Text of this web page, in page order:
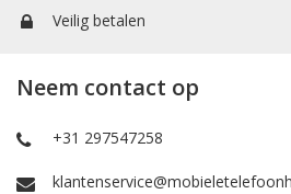
Veilig betalen
Neem contact op
+31 297547258